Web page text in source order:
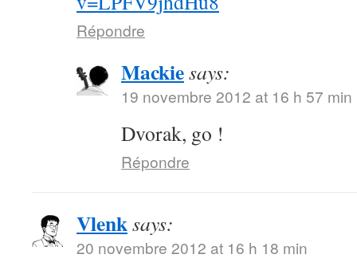
Répondre
Mackiesays:
19 novembre 2012 at 16 h 57 min
Dvorak, go !
Répondre
Vlenksays:
20 novembre 2012 at 16 h 18 min